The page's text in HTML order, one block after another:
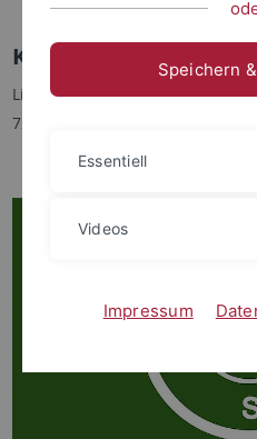
Kontakt
Liebermeisterstraße 18
72076 Tübingen
Speichern
Essentiell
Videos
Impressum